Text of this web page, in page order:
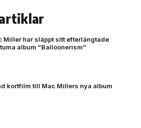
Miller har släppt sitt efterlängtade
album ”Balloonerism”
kortfilm till Mac Millers nya album